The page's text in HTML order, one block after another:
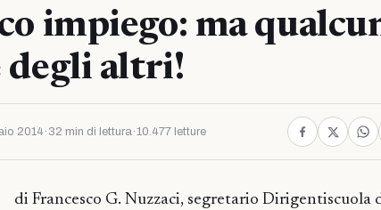
impiego: ma
degli altri!
2014 · 32 min di lettura·10.477 letture
di Francesco G. Nuzzaci, segretario Dirigentiscuola